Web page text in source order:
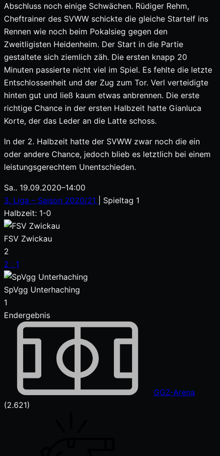
Abschluss noch einige Schwächen. Rüdiger Rehm,
Cheftrainer des SVWW schickte die gleiche Startelf ins
Rennen wie noch beim Pokalsieg gegen den
Zweitligisten Heidenheim. Der Start in die Partie
gestaltete sich ziemlich zäh. Die ersten knapp 20
Minuten passierte nicht viel im Spiel. Es fehlte die letzte
Entschlossenheit und der Zug zum Tor. Verl verteidigte
hinten gut und ließ kaum etwas anbrennen. Die erste
richtige Chance in der ersten Halbzeit hatte Gianluca
Korte, der das Leder an die Latte schoss.
In der 2. Halbzeit hatte der SVWW zwar noch die ein
oder andere Chance, jedoch blieb es letztlich bei einem
leistungsgerechtem Unentschieden.
Sa.. 19.09.2020–14:00
3. Liga – Saison 2020/21
| Spieltag 1
Halbzeit: 1-0
FSV Zwickau
2
2 : 1
SpVgg Unterhaching
1
Endergebnis
GGZ-Arena
(2.621)